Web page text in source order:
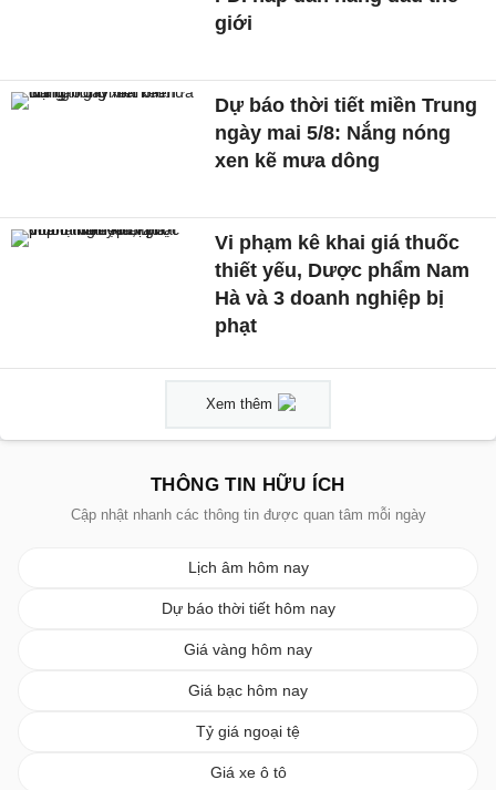
giới
Dự báo thời tiết miền Trung
ngày mai 5/8: Nắng nóng
xen kẽ mưa dông
Vi phạm kê khai giá thuốc
thiết yếu, Dược phẩm Nam
Hà và 3 doanh nghiệp bị
phạt
Xem thêm
THÔNG TIN HỮU ÍCH
Cập nhật nhanh các thông tin được quan tâm mỗi ngày
Lịch âm hôm nay
Dự báo thời tiết hôm nay
Giá vàng hôm nay
Giá bạc hôm nay
Tỷ giá ngoại tệ
Giá xe ô tô